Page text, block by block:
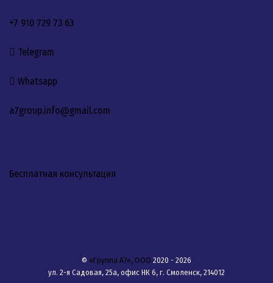
+7 910 729 73 63
Telegram
Whatsapp
a7group.info@gmail.com
Бесплатная консультация
© «Группа А7», ООО 2020 - 2026
ул. 2-я Садовая, 25а, офис НК 6, г. Смоленск, 214012